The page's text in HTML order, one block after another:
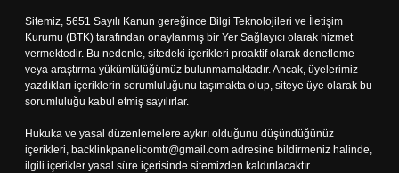
Sitemiz, 5651 Sayılı Kanun gereğince Bilgi Teknolojileri ve İletişim
Kurumu (BTK) tarafından onaylanmış bir Yer Sağlayıcı olarak hizmet
vermektedir. Bu nedenle, sitedeki içerikleri proaktif olarak denetleme
veya araştırma yükümlülüğümüz bulunmamaktadır. Ancak, üyelerimiz
yazdıkları içeriklerin sorumluluğunu taşımakta olup, siteye üye olarak bu
sorumluluğu kabul etmiş sayılırlar.
Hukuka ve yasal düzenlemelere aykırı olduğunu düşündüğünüz
içerikleri, backlinkpanelicomtr@gmail.com adresine bildirmeniz halinde,
ilgili içerikler yasal süre içerisinde sitemizden kaldırılacaktır.